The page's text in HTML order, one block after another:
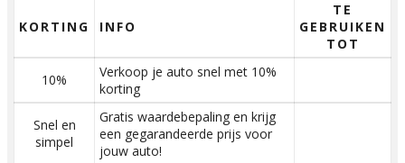
KORTING INFO
TE
GEBRUIKEN
TOT
10%
Verkoop je auto snel met 10%
korting
Snel en
simpel
Gratis waardebepaling en krijg
een gegarandeerde prijs voor
jouw auto!